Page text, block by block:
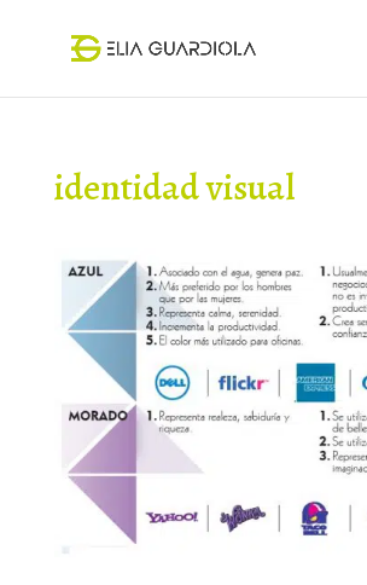
identidad visual